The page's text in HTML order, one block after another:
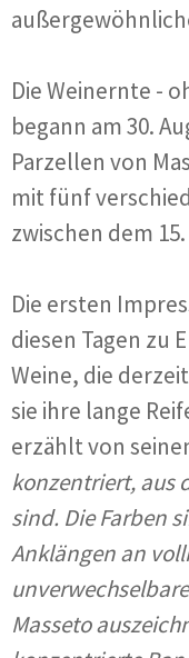
Die Weinernte -
begann am 30.
Parzellen von
mit fünf
zwischen dem
Die ersten
diesen Tagen zu
Weine, die
sie ihre lange
erzählt von
konzentriert, aus
sind. Die Farben
Anklängen an
Masseto